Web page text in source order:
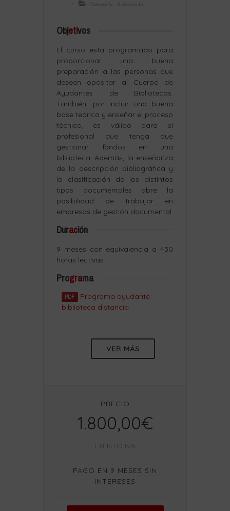
Categoría: A distancia
Objetivos
El curso está programado para
proporcionar una buena
preparación a las personas que
deseen opositar al Cuerpo de
Ayudantes de Bibliotecas.
También, por incluir una buena
base teórica y enseñar el proceso
técnico, es válido para el
profesional que tenga que
gestionar fondos en una
biblioteca. Además, la enseñanza
de la descripción bibliográfica y
la clasificación de los distintos
tipos documentales abre la
posibilidad de trabajar en
empresas de gestión documental.
Duración
9 meses con equivalencia a 430
horas lectivas
Programa
PDF
Programa ayudante
biblioteca distancia
VER MÁS
PRECIO
1.800,00€
EXENTO IVA
PAGO EN 9 MESES SIN
INTERESES